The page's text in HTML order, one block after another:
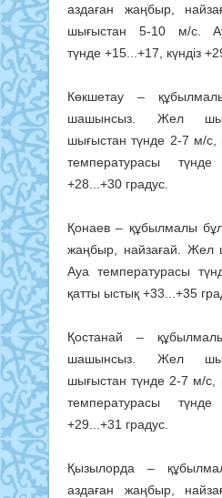
аздаған жаңбыр,
шығыстан 5-10 м/с.
түнде +15...+17, күндіз
Көкшетау –
шашынсыз. Жел
шығыстан түнде 2-7 м/с,
температурасы
+28...+30 градус.
Қонаев – құбылмалы
жаңбыр, найзағай. Жел
Ауа температурасы
қатты ыстық +33...+35
Қостанай –
шашынсыз. Жел
шығыстан түнде 2-7 м/с,
температурасы
+29...+31 градус.
Қызылорда –
аздаған жаңбыр,